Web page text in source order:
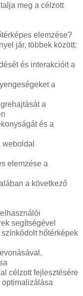
meg a célzott
elemzése?
jár, többek között:
és interakcióit a
a
a
és a
elemzése a
a következő
segítségével
hőtérképek
célzott fejlesztésére